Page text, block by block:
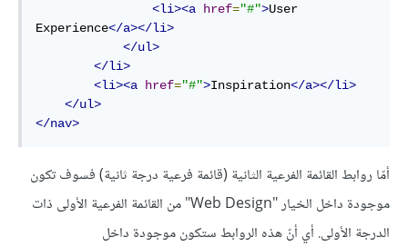
<li><a
href="#">User
Experience</a></li>
</ul>
</li>
<li><a
href="#">Inspiration</a></li>
</ul>
</nav>
أمّا روابط القائمة الفرعية الثانية (قائمة فرعية درجة ثانية) فسوف تكون
موجودة داخل الخيار "Web Design" من القائمة الفرعية الأولى ذات
الدرجة الأولى. أي أنّ هذه الروابط ستكون موجودة داخل